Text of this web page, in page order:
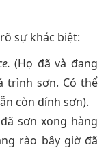
sự khác biệt:
(Họ đã và đang
trình sơn. Có thể
còn dính sơn).
sơn xong hàng
rào bây giờ đã